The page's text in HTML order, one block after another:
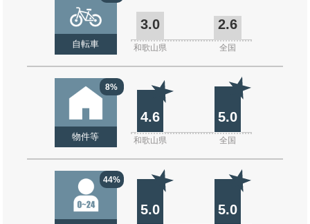
自転車
3.0 2.6
和歌山県 全国
8%
物件等
4.6 5.0
和歌山県 全国
44%
5.0 5.0